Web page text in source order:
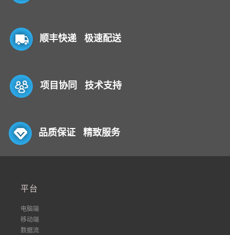
顺丰快递 极速配送
项目协同 技术支持
品质保证 精致服务
平台
电脑端
移动端
数据流